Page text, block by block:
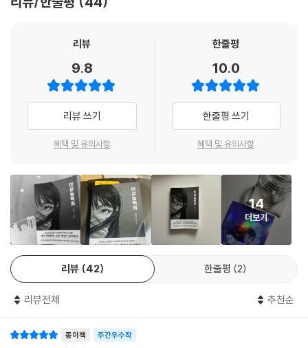
“당신은 소름 끼칠 만큼 끈질겨.”
“너도 세상을 살다 보면 알겠지만, 강한 쪽이 이기는 게 아냐. 더 끈질긴 쪽
이 이기지. 언제나 그래.”
이 와중에도 훈계질이네. 분한 마음을 억누르고 주변을 둘러보았다. 우리
가 착륙한 곳은 나무가 적어 달빛이 닿지만 주위는 한 치 앞도 보이지 않는
어둠에 잠겨 있었다.
--- p.260~261
계적으로 잇따라 발생하는 근미래 한국, 초능력자의 사고로 엄마를 잃었던
있는 폭탄’이 된 그는 엄마의 죽음을 둘러싼 의혹과 자신을 위협하는 존재
리고 수안이 능력을 사용할 때마다 상황은 걷잡을 수 없는 쪽으로 흘러가
『이상능력자』는 초능력자들의 거침없는 모험을 기반으로 지금 우리 사회
에 스며든 배타적 정서와 혐오 문제를 더욱 첨예하게 파고든다. 동시에 이
작품은 저마다 상처가 있는 청소년들이 서로의 손을 붙잡고 끝내 사건의
과 그의 곁에서 자리를 지켜주는 친구 염우정, 남예리는 어른들의 판단을
기다리는 대신 스스로 질문하고, 부딪히고, 선택을 감행한다. 우여곡절 끝
에 진실을 향해 나아가는 이들의 연대는 누군가를 구원하는 힘이 되고, 마
침내 세상을 바꾸는 작은 균열이 된다. 초능력보다 더 강력한 것은 결국 서
로를 믿고 기다려주는 용기라는 사실을, 이들은 몸소 증명해 보인다.
“나한테도 초능력이 있어.
전 세계를 뒤흔든 초능력자들의 대각성
주
리뷰
9.8
리뷰 쓰기
혜택 및 유의사항
한줄평
10.0
한줄평 쓰기
혜택 및 유의사항
14
더보기
리뷰 42 한줄평 2
리뷰전체 추천순
종이책 주간우수작